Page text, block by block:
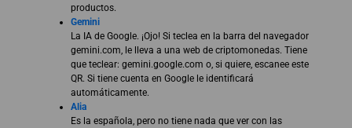
productos.
Gemini
La IA de Google. ¡Ojo! Si teclea en la barra del navegador
gemini.com, le lleva a una web de criptomonedas. Tiene
que teclear: gemini.google.com o, si quiere, escanee este
QR. Si tiene cuenta en Google le identificará
automáticamente.
Alia
Es la española, pero no tiene nada que ver con las